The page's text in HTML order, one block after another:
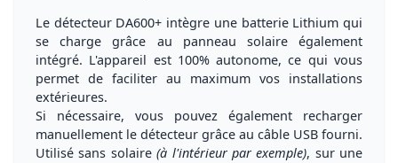
Le détecteur DA600+ intègre une batterie Lithium qui
se charge grâce au panneau solaire également
intégré. L'appareil est 100% autonome, ce qui vous
permet de faciliter au maximum vos installations
extérieures.
Si nécessaire, vous pouvez également recharger
manuellement le détecteur grâce au câble USB fourni.
Utilisé sans solaire(à l'intérieur par exemple), sur une